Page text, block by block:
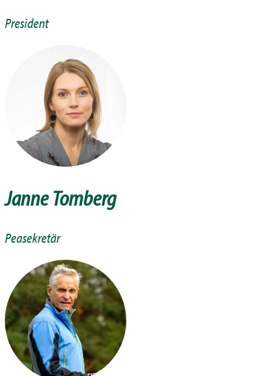
President
Janne Tomberg
Peasekretär